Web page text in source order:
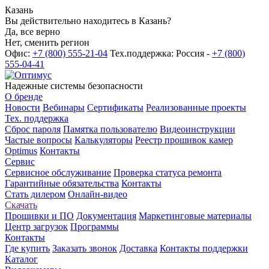
Казань
Вы действительно находитесь в Казань?
Да, все верно
Нет, сменить регион
Офис: +7 (800) 555-21-04 Тех.поддержка: Россия - +7 (800)
555-04-41
Надежные системы безопасности
О бренде
Новости Вебинары Сертификаты Реализованные проекты
Тех. поддержка
Сброс пароля Памятка пользователю Видеоинструкции
Частые вопросы Калькуляторы Реестр прошивок камер
Optimus Контакты
Сервис
Сервисное обслуживание Проверка статуса ремонта
Гарантийные обязательства Контакты
Стать дилером Онлайн-видео
Скачать
Прошивки и ПО Документация Маркетинговые материалы
Центр загрузок Программы
Контакты
Где купить Заказать звонок Доставка Контакты поддержки
Каталог